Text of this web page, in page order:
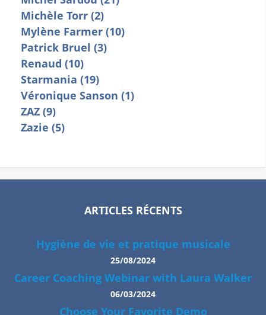
Michèle Torr (2)
Mylène Farmer (10)
Patrick Bruel (3)
Renaud (10)
Starmania (19)
Véronique Sanson (1)
ZAZ (9)
Zazie (5)
ARTICLES RÉCENTS
Hygiène de vie et pratique musicale
25/08/2024
Career Coaching Webinar with Laura Walker
06/03/2024
Choose Your Favorite Demo